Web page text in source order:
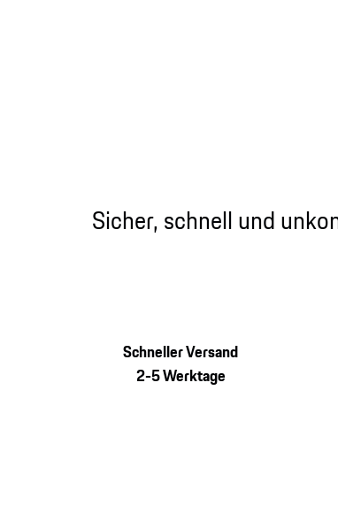
Sicher, schnell und
Schneller Versand
2-5 Werktage